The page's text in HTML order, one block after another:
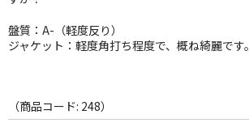
ROCK
WORLD
盤質：A-（軽度反り）
ジャケット：軽度角打ち程度で、概ね綺麗です。
（商品コード: 248）